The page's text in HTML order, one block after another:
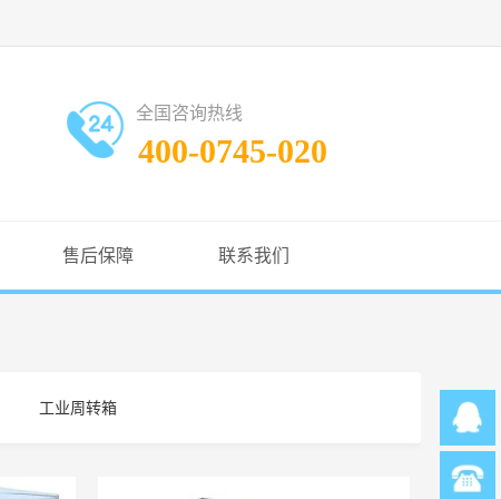
售后保障 联系我们
400-0745-020
全国咨询热线
工业周转箱